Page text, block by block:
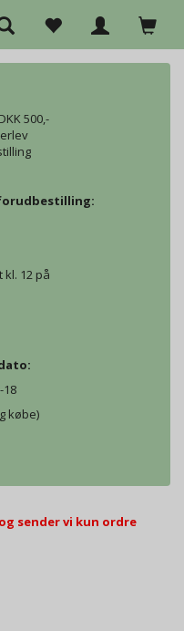
500,-
forudbestilling:
12 på
18
købe)
sender vi kun ordre